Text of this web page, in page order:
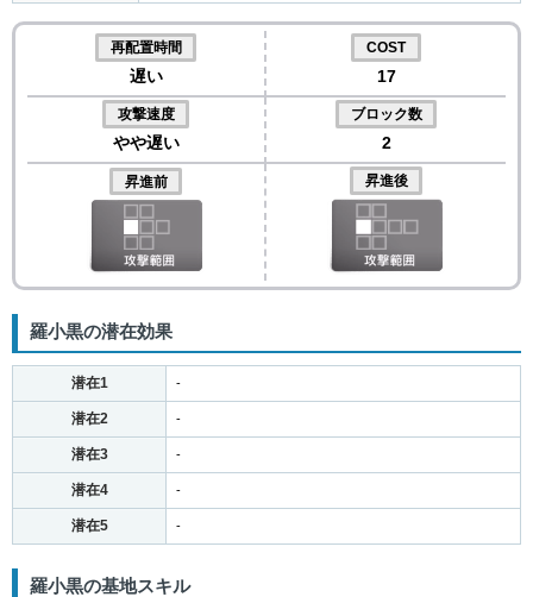
再配置時間
遅い
COST
17
攻撃速度
やや遅い
ブロック数
2
昇進前 昇進後
羅小黒の潜在効果
潜在1 -
潜在2 -
潜在3 -
潜在4 -
潜在5 -
羅小黒の基地スキル